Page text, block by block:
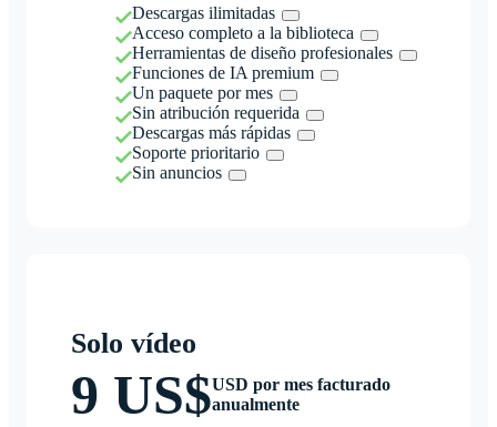
Descargas ilimitadas
Acceso completo a la biblioteca
Herramientas de diseño profesionales
Funciones de IA premium
Un paquete por mes
Sin atribución requerida
Descargas más rápidas
Soporte prioritario
Sin anuncios
Solo vídeo
9 US$USD por mes facturado
anualmente